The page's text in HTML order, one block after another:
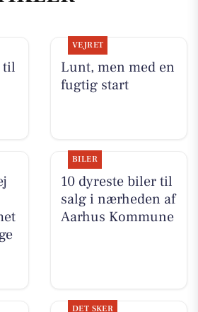
til
VEJRET
Lunt, men med en
fugtig start
BILER
10 dyreste biler til
salg i nærheden af
Aarhus Kommune
DET SKER